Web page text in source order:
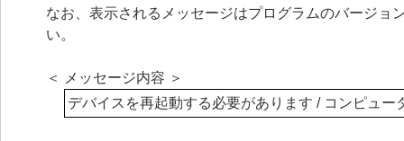
なお、表示されるメッセージはプログラムのバージョ
い。
＜ メッセージ内容 ＞
デバイスを再起動する必要があります / コンピュ